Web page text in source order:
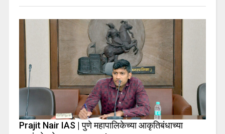
Prajit Nair IAS | पुणे महापालिकेच्या आकृतिबंधाच्या